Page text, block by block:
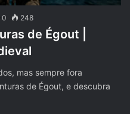
0 248
de Égout |
mas sempre fora
de Égout, e descubra